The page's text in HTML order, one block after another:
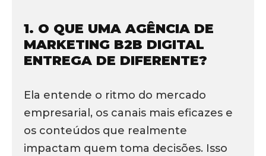
1. O QUE UMA AGÊNCIA DE
MARKETING B2B DIGITAL
ENTREGA DE DIFERENTE?
Ela entende o ritmo do mercado
empresarial, os canais mais eficazes e
os conteúdos que realmente
impactam quem toma decisões. Isso